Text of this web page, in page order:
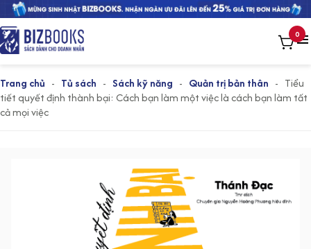
0
Trang chủ - Tủ sách - Sách kỹ năng - Quản trị bản thân - Tiểu
tiết quyết định thành bại: Cách bạn làm một việc là cách bạn làm tất
cả mọi việc